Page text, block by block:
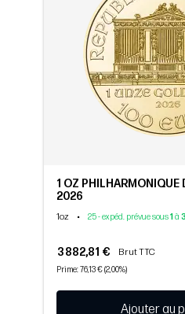
1 OZ PHILHARMONIQUE
2026
1oz • 25 - expéd. prévue sous1 à 3
3 882,81 € Brut TTC
Prime: 76,13 € (2,00%)
Ajouter au